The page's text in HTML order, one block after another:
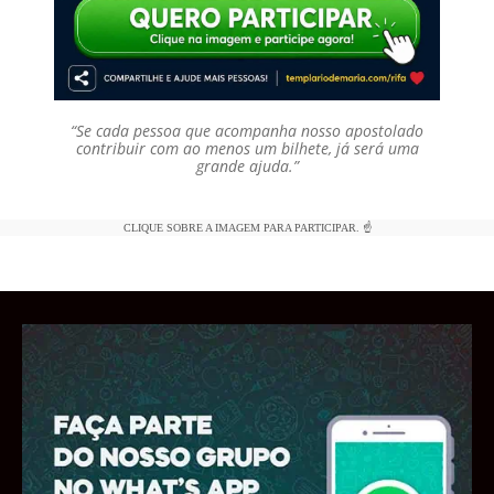
“Se cada pessoa que acompanha nosso apostolado
contribuir com ao menos um bilhete, já será uma
grande ajuda.”
CLIQUE SOBRE A IMAGEM PARA PARTICIPAR. ☝️